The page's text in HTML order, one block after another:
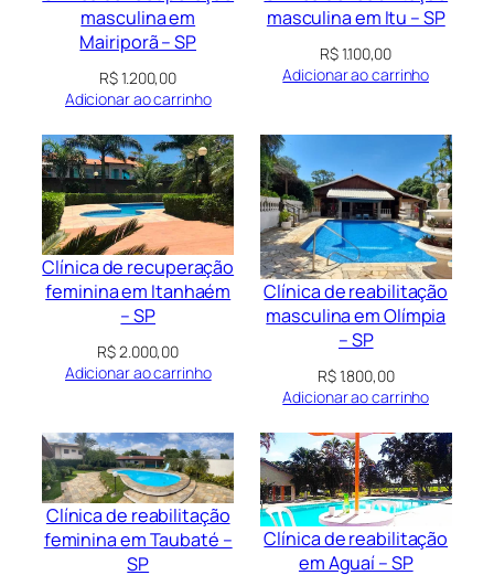
masculina em
Mairiporã – SP
R$1.200,00
Adicionar ao carrinho
masculina em Itu – SP
R$1.100,00
Adicionar ao carrinho
Clínica de recuperação
feminina em Itanhaém
– SP
R$2.000,00
Adicionar ao carrinho
Clínica de reabilitação
masculina em Olímpia
– SP
R$1.800,00
Adicionar ao carrinho
Clínica de reabilitação
feminina em Taubaté –
SP
Clínica de reabilitação
em Aguaí – SP